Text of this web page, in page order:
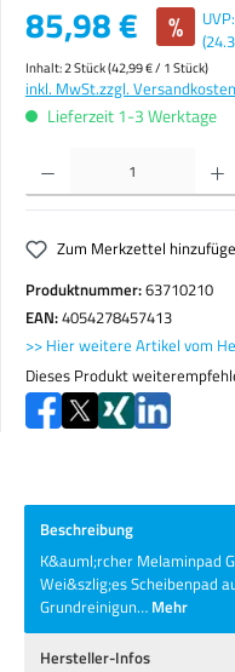
Verkaufspreis:
85,98 € % UVP:
Inhalt:2 Stück(42,99 € / 1 Stück)
inkl. MwSt.zzgl.
Lieferzeit 1-3 Werktage
Produkt Anzahl: Gib den gewünschten
Zum Merkzettel
Produktnummer:63710210
EAN:4054278457413
>> Hier weitere Artikel vom
Dieses Produkt
Beschreibung
K&auml;rcher Melaminpad
Wei&szlig;es Scheibenpad
Grundreinigun… Mehr
Hersteller-Infos